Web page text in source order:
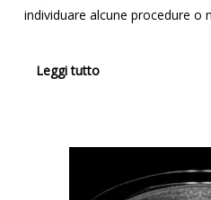
individuare alcune procedure o
Leggi tutto